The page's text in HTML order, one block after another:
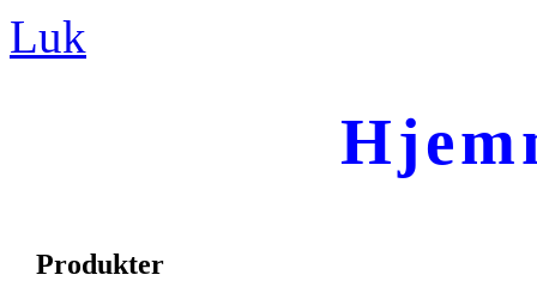
Luk
Produkter